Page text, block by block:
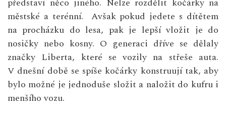
představí něco jiného. Nelze rozdělit kočárky na
městské a terénní. Avšak pokud jedete s dítětem
na procházku do lesa, pak je lepší vložit je do
nosičky nebo kosny. O generaci dříve se dělaly
značky Liberta, které se vozily na střeše auta.
V dnešní době se spíše kočárky konstruují tak, aby
bylo možné je jednoduše složit a naložit do kufru i
menšího vozu.